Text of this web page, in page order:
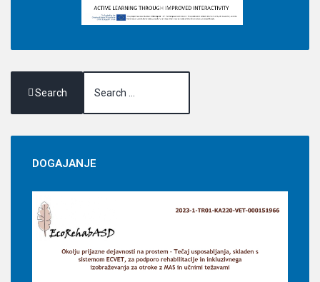
Search
DOGAJANJE